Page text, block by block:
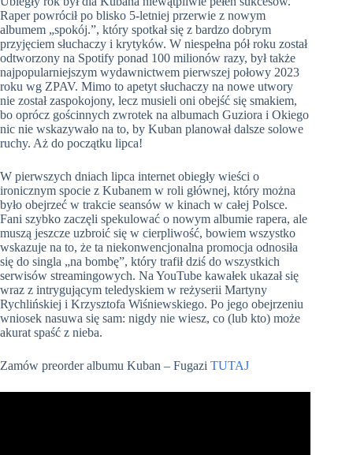
Raper powrócił po blisko 5-letniej przerwie z nowym
albumem „spokój.”, który spotkał się z bardzo dobrym
przyjęciem słuchaczy i krytyków. W niespełna pół roku został
odtworzony na Spotify ponad 100 milionów razy, był także
najpopularniejszym wydawnictwem pierwszej połowy 2023
roku wg ZPAV. Mimo to apetyt słuchaczy na nowe utwory
nie został zaspokojony, lecz musieli oni obejść się smakiem,
bo oprócz gościnnych zwrotek na albumach Guziora i Okiego
nic nie wskazywało na to, by Kuban planował dalsze solowe
ruchy. Aż do początku lipca!
W pierwszych dniach lipca internet obiegły wieści o
ironicznym spocie z Kubanem w roli głównej, który można
było obejrzeć w trakcie seansów w kinach w całej Polsce.
Fani szybko zaczęli spekulować o nowym albumie rapera, ale
muszą jeszcze uzbroić się w cierpliwość, bowiem wszystko
wskazuje na to, że ta niekonwencjonalna promocja odnosiła
się do singla „na bombę”, który trafił dziś do wszystkich
serwisów streamingowych. Na YouTube kawałek ukazał się
wraz z intrygującym teledyskiem w reżyserii Martyny
Rychlińskiej i Krzysztofa Wiśniewskiego. Po jego obejrzeniu
wniosek nasuwa się sam: nigdy nie wiesz, co (lub kto) może
akurat spaść z nieba.
Zamów preorder albumu Kuban – Fugazi TUTAJ